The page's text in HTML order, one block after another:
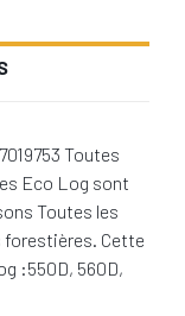
Toutes
Eco Log sont
Toutes les
forestières. Cette
:550D, 560D,